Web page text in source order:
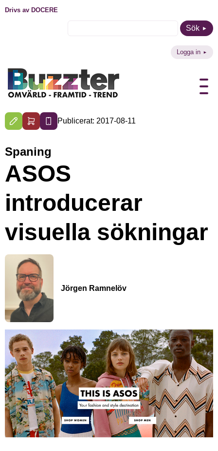
Drivs av DOCERE
Sök
Logga in
Publicerat: 2017-08-11
Spaning
ASOS
introducerar
visuella sökningar
Jörgen Ramnelöv